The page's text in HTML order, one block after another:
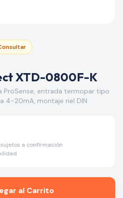
XTD-0800F-K
ProSense, entrada termopar tipo
4-20mA, montaje riel DIN
sujetos a confirmación
al Carrito